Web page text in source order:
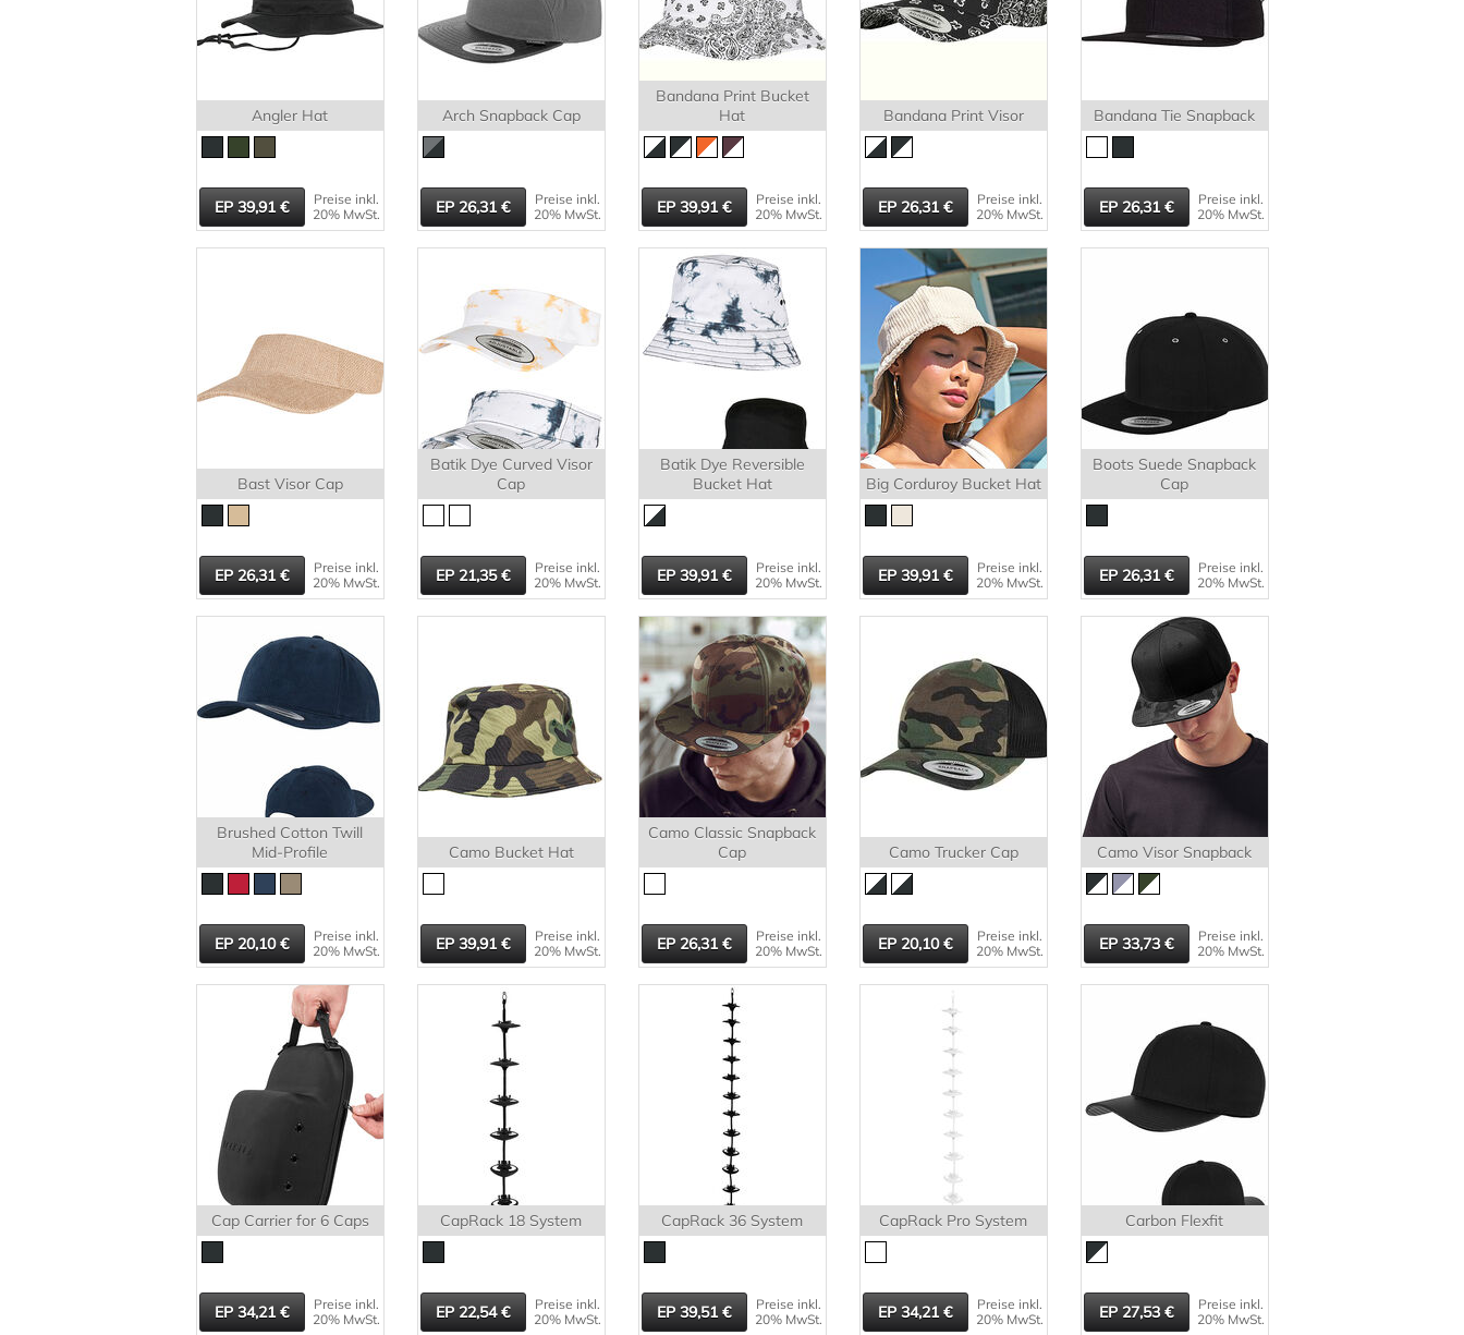
Angler Hat
39,91
Preise inkl.
20% MwSt.
Arch Snapback Cap
26,31
Preise inkl.
20% MwSt.
Bandana Print Bucket
Hat
39,91
Preise inkl.
20% MwSt.
Bandana Print Visor
26,31
Preise inkl.
20% MwSt.
Bandana Tie Snapback
26,31
Preise inkl.
20% MwSt.
Bast Visor Cap
26,31
Preise inkl.
20% MwSt.
Batik Dye Curved Visor
Cap
21,35
Preise inkl.
20% MwSt.
Batik Dye Reversible
Bucket Hat
39,91
Preise inkl.
20% MwSt.
Big Corduroy Bucket Hat
39,91
Preise inkl.
20% MwSt.
Boots Suede Snapback
Cap
26,31
Preise inkl.
20% MwSt.
Brushed Cotton Twill
Mid-Profile
20,10
Preise inkl.
20% MwSt.
Camo Bucket Hat
39,91
Preise inkl.
20% MwSt.
Camo Classic Snapback
Cap
26,31
Preise inkl.
20% MwSt.
Camo Trucker Cap
20,10
Preise inkl.
20% MwSt.
Camo Visor Snapback
33,73
Preise inkl.
20% MwSt.
Cap Carrier for 6 Caps
34,21
Preise inkl.
20% MwSt.
CapRack 18 System
22,54
Preise inkl.
20% MwSt.
CapRack 36 System
39,51
Preise inkl.
20% MwSt.
CapRack Pro System
34,21
Preise inkl.
20% MwSt.
Carbon Flexfit
27,53
Preise inkl.
20% MwSt.